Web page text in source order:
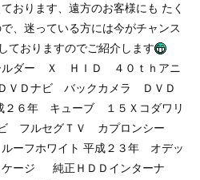
おります、遠方のお客様にも たく
、迷っている方には今がチャンス
おりますのでご紹介します
ルダー Ｘ ＨＩＤ ４０ｔｈアニ
ＶＤナビ バックカメラ ＤＶＤ
６年 キューブ １５Ｘコダワリ
フルセグＴＶ カプロンシー
ーフホワイト 平成２３年 オデッ
ケージ
純正ＨＤＤインターナ